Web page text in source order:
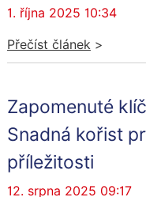
1. října 2025 10:34
Přečíst článek>
Zapomenuté
Snadná kořist
příležitosti
12. srpna 2025 09:17